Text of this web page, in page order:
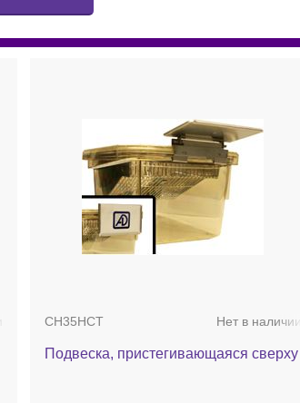
CH35HCT Нет в наличии
Подвеска, пристегивающаяся сверху